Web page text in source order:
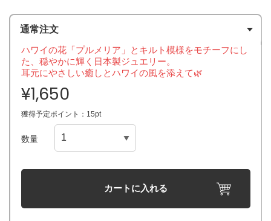
通常注文
ハワイの花「プルメリア」とキルト模様をモチーフにし
た、穏やかに輝く日本製ジュエリー。
耳元にやさしい癒しとハワイの風を添えて🌿
¥1,650
獲得予定ポイント：15pt
数量
カートに入れる